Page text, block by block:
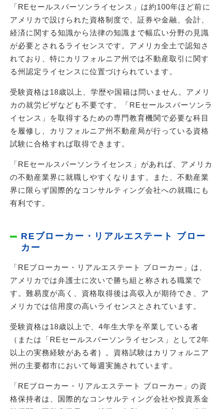
「REセールスパーソンライセンス」は約100年ほど前に
アメリカで設けられた資格制度で、証券や金融、会計、
経済に関する知識から法律の知識まで幅広い分野の見識
が必要とされるライセンスです。アメリカ全土で認知さ
れており、特にカリフォルニア州では不動産取引に関す
る州認定ライセンスに位置づけられています。
受験資格は18歳以上、学歴や国籍は問いません。アメリ
カの就労ビザなども不要です。「REセールスパーソンラ
イセンス」を取得するための専門教育機関で必要な科目
を履修し、カリフォルニア州不動産局が行っている資格
試験に合格すれば取得できます。
「REセールスパーソンライセンス」があれば、アメリカ
の不動産業界に就職しやすくなります。また、不動産業
界に限らず国際的なコンサルティング会社への就職にも
有利です。
REブローカー・リアルエステート ブロー
カー
「REブローカー・リアルエステート ブローカー」は、
アメリカでは弁護士に次いで勝ち組と称される職業で
す。難易度が高く、資格取得後は高収入が期待でき、ア
メリカでは信用度の高いライセンスとされています。
受験資格は18歳以上で、4年生大学を卒業している者
（または「REセールスパーソンライセンス」として2年
以上の実務経験がある者｝。資格試験はカリフォルニア
州の主要都市において毎週実施されています。
「REブローカー・リアルエステート ブローカー」の資
格保持者は、国際的なコンサルティング会社や投資系金